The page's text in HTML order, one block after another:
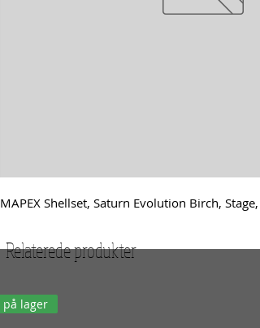
MAPEX Shellset, Saturn Evolution Birch,
Relaterede produkter
på lager